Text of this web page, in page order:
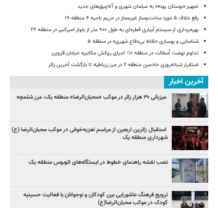
تجهیز «بوستان پونه» به مبلمان شهری و آلاچیق‌های جدید
رفع خلاف ۵ مورد ساخت‌وساز غیرمجاز در حریم ناحیه ۴ منطقه ۱۹
بهره‌برداری از سیستم آبیاری قطره‌ای به طول ۹۰۰ متر از بلوار امیرکبیر در منطقه ۲۲
شناسایی و بهسازی «نقاط بی‌دفاع شهری» در منطقه ۵
تداوم نهضت آسفالت در منطقه ۱۰؛ اجرای روکش مکانیزه خیابان قزوین
استقرار شبانه‌روزی خادمین منطقه ۲ در مرز زرباطیه تا بازگشت آخرین زائر
آخرین اخبار
میزبانی ۳۰ هزار زائر در موکب «محبان‌الرضا» منطقه یک، مرز شلمچه
استقبال زائرین اربعین از مراسم تعزیه‌خوانی در موکب محبان‌الرضا (ع)
شهرداری منطقه یک
نصب نقشه راهنمای خطوط ‌در ایستگاه‌های اتوبوس منطقه یک
ترویج فرهنگ عاشورایی بین کودکان و نوجوانان با فعالیت حسینیه
کودک در موکب محبان‌الرضا(ع)